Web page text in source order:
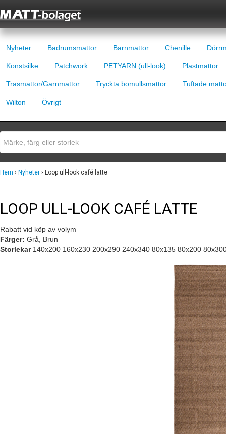
Nyheter Badrumsmattor Barnmattor Chenille
Konstsilke Patchwork PETYARN (ull-look) Plastmattor
Trasmattor/Garnmattor Tryckta bomullsmattor Tuftade
Wilton Övrigt
Hem › Nyheter › Loop ull-look café latte
LOOP ULL-LOOK CAFÉ LATTE
Rabatt vid köp av volym
Färger: Grå, Brun
Storlekar140x200 160x230 200x290 240x340 80x135 80x200